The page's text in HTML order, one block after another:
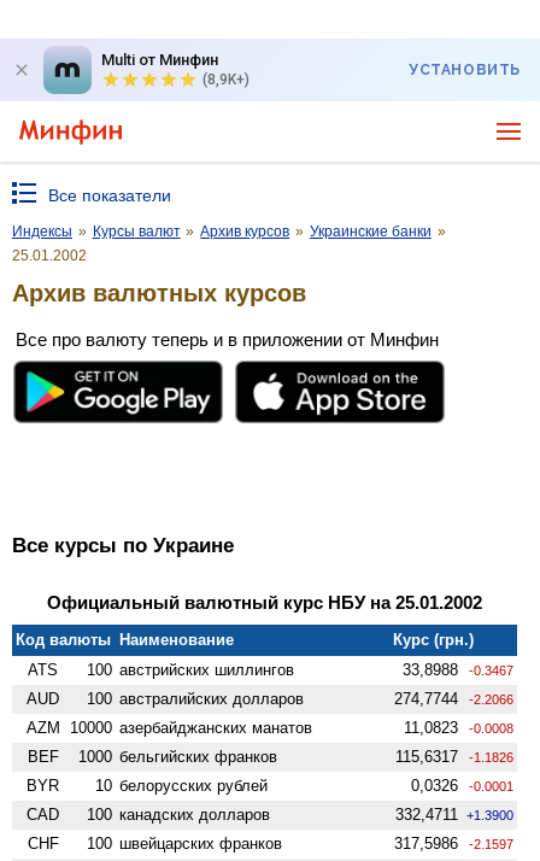
Multi от Минфин
(8,9K+)
УСТАНОВИТЬ
Все показатели
Индексы » Курсы валют » Архив курсов » Украинские банки »
25.01.2002
Архив валютных курсов
Все про валюту теперь и в приложении от Минфин
Все курсы по Украине
Официальный валютный курс НБУ на 25.01.2002
Код валюты Наименование
Курс (грн.)
ATS
100 австрийских шиллингов 33,8988 -0.3467
AUD 100 австралийских долларов 274,7744 -2.2066
AZM 10000 азербайджанских манатов 11,0823 -0.0008
BEF 1000 бельгийских франков 115,6317 -1.1826
BYR 10 белорусских рублей 0,0326 -0.0001
CAD 100 канадских долларов 332,4711 +1.3900
CHF 100 швейцарских франков 317,5986 -2.1597